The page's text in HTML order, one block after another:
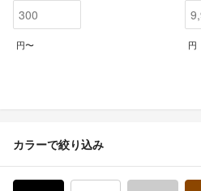
円〜 円
カラーで絞り込み